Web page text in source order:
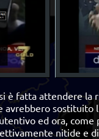
è fatta attendere la
avrebbero sostituito
ed ora,
nitide e